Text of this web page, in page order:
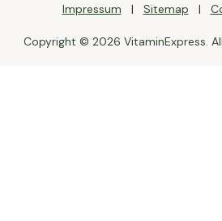
Impressum Sitemap
Copyright © 2026 VitaminExpress.